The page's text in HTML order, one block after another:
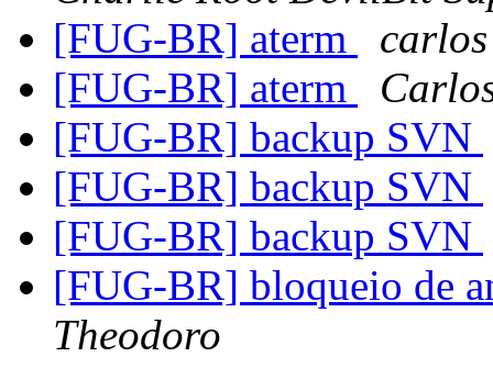
[FUG-BR] aterm
carlos
[FUG-BR] aterm
[FUG-BR] backup SVN
[FUG-BR] backup SVN
[FUG-BR] backup SVN
[FUG-BR] bloqueio de
Theodoro